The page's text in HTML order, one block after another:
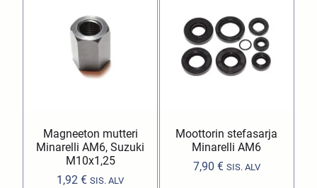
Magneeton mutteri
Minarelli AM6, Suzuki
M10x1,25
1,92€ SIS. ALV
Moottorin stefasarja
Minarelli AM6
7,90 € SIS. ALV